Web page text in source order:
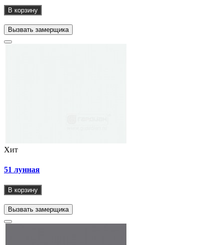
В корзину
Вызвать замерщика
Хит
51 лунная
В корзину
Вызвать замерщика